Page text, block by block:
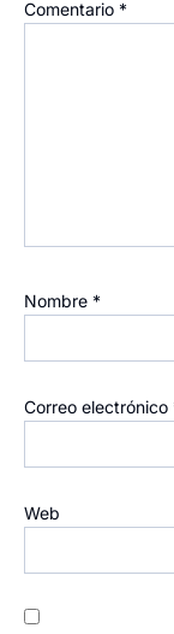
Comentario *
Nombre *
Correo electrónico
Web